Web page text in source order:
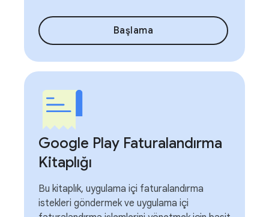
Başlama
Google Play Faturalandırma
Kitaplığı
Bu kitaplık, uygulama içi faturalandırma
istekleri göndermek ve uygulama içi